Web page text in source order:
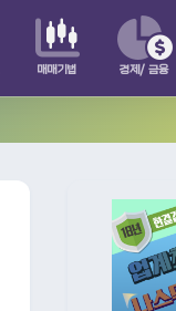
매매기법 경제/ 금융